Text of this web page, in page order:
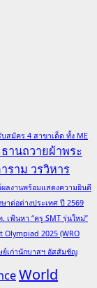
สมัคร 4 สาขาเด็ด ทั้ง ME
านถวายผ้าพระ
ราม วรวิหาร
ลงานพร้อมแสดงความยินดี
าต่อต่างประเทศ ปี 2569
เฟ้นหา “ครู SMT รุ่นใหม่”
2025 (WRO
เก่านักบาสฯ อัสสัมชัญ
World